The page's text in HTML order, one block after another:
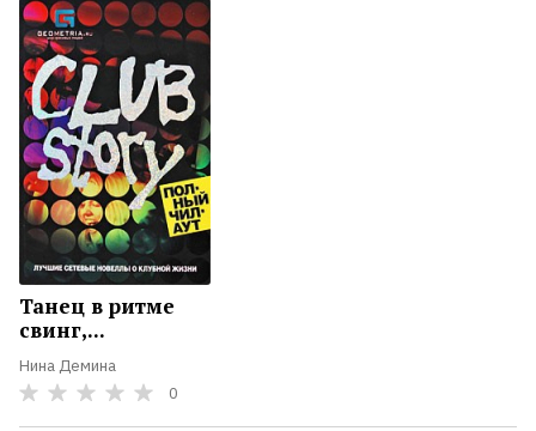
Коллекции
Танец в ритме
свинг,...
Нина Демина
0